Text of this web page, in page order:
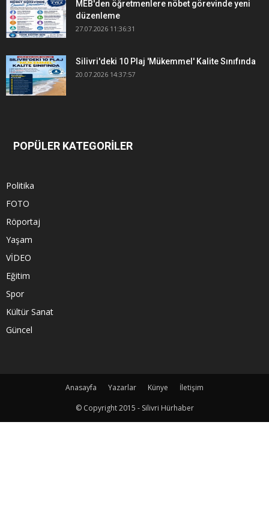
MEB'den öğretmenlere nöbet görevinde yeni
düzenleme
27.07.2026 11:36:31
Silivri'deki 10 Plaj 'Mükemmel' Kalite Sınıfında
20.07.2026 14:37:57
POPÜLER KATEGORİLER
Politika
FOTO
Röportaj
Yaşam
VİDEO
Eğitim
Spor
Kültür Sanat
Güncel
Anasayfa Yazarlar Künye
İletişim
© Copyright 2015 - Silivri Hürhaber